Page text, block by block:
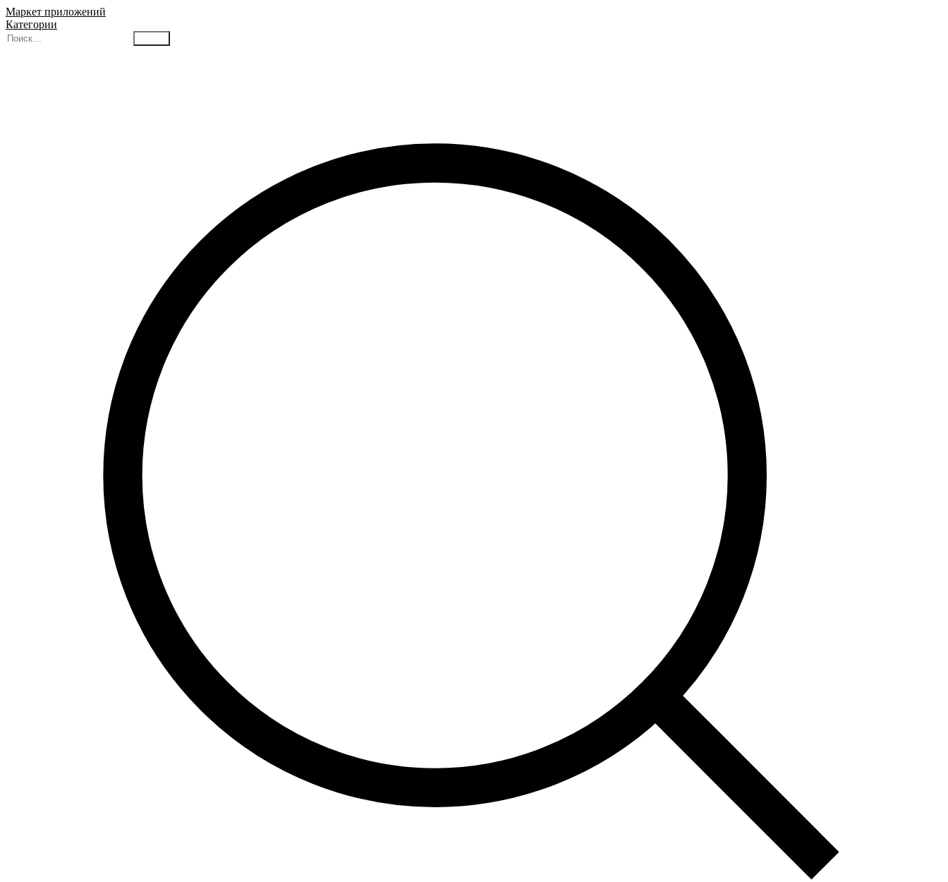
Маркет приложений
Категории